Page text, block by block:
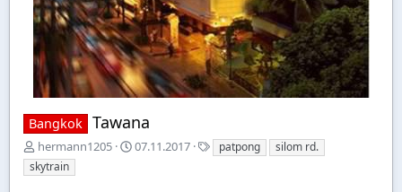
Bangkok Tawana
E
r
s
hermann1205
A
07.11.2017
S
t
patpong
silom rd.
skytrain